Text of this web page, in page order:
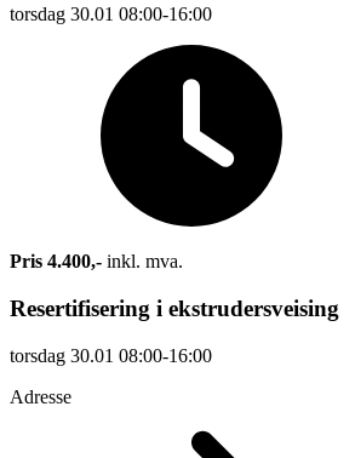
torsdag 30.01 08:00-16:00
Pris 4.400,- inkl. mva.
Resertifisering i ekstrudersveising
torsdag 30.01 08:00-16:00
Adresse